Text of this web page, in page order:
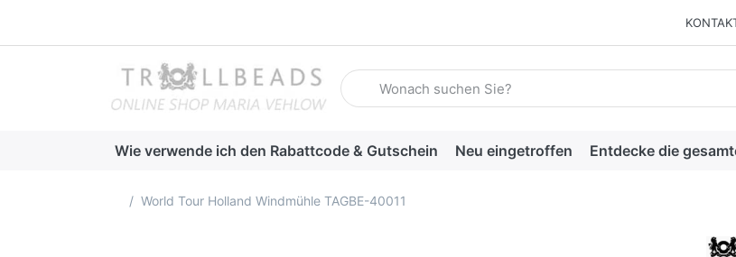
Geben Sie einen Suchbegriff ein. Während Sie tippen,
Wie verwende ich den Rabattcode & Gutschein Neu eingetroffen Entdecke die
Startseite
World Tour Holland Windmühle TAGBE-40011